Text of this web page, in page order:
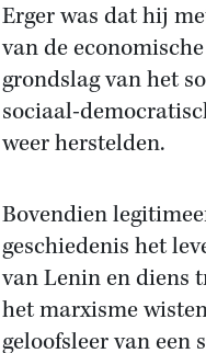
Erger was dat hij
van de
grondslag van het
sociaal-
weer herstelden.
Bovendien
geschiedenis het
van Lenin en diens
het marxisme
geloofsleer van